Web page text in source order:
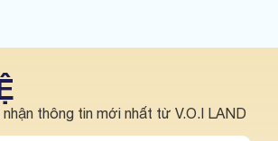
nhận thông tin mới nhất từ V.O.I LAND